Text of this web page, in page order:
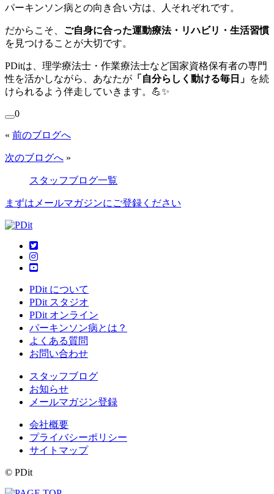
パーキンソン病との向き合い方は、人それぞれです。
だからこそ、 ご自身に合った運動療法・リハビリ・生活習慣
を見つけることが大切です。
PDitは、理学療法士・作業療法士など国家資格保有者の専門
性を活かしながら、あなたが 「自分らしく動ける毎日」 を続
けられるよう伴走していきます。💪✨
0
« 前のブログへ
次のブログへ »
スタッフブログ一覧
まずはメールマガジンにご登録ください
PDit について
PDit スタジオ
PDit オンライン
パーキンソン病とは？
よくある質問
お問い合わせ
スタッフブログ
お知らせ
メールマガジン登録
会社概要
プライバシーポリシー
サイトマップ
© PDit